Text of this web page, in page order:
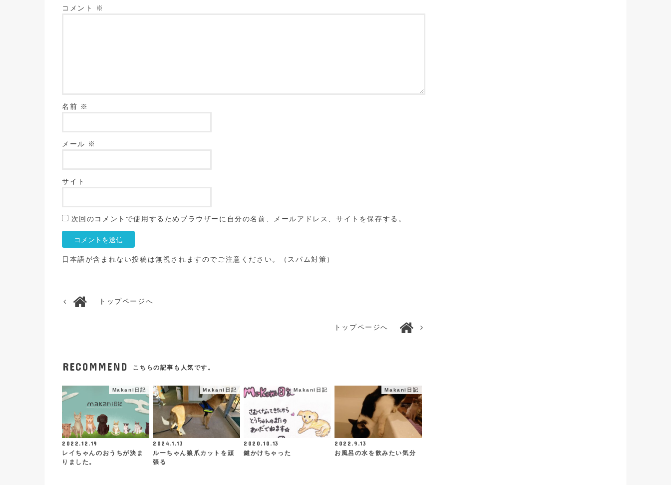
コメント ※
名前 ※
メール ※
サイト
次回のコメントで使用するためブラウザーに自分の名前、メールアドレス、サイトを保存する。
日本語が含まれない投稿は無視されますのでご注意ください。（スパム対策）
トップページへ
トップページへ
RECOMMEND こちらの記事も人気です。
Makani日記
2022.12.19
レイちゃんのおうちが決ま
りました。
Makani日記
2024.1.13
ルーちゃん狼爪カットを頑
張る
Makani日記
2020.10.13
鍵かけちゃった
Makani日記
2022.9.13
お風呂の水を飲みたい気分